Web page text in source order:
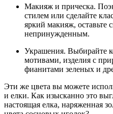
Макияж и прическа.
стилем или сделайте
яркий макияж, оставьте
непринужденным.
Украшения. Выбирайте
мотивами, изделия с
фианитами зеленых и
Эти же цвета вы можете
и елки. Как изысканно это
настоящая елка, наряженная